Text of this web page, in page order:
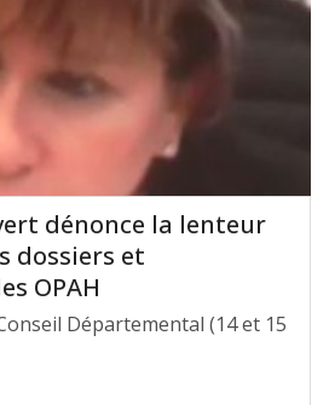
dénonce la lenteur
dossiers et
OPAH
Départemental (14 et 15